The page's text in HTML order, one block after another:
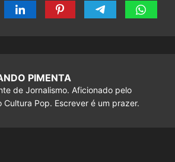
PIMENTA
de Jornalismo. Aficionado pelo
Cultura Pop. Escrever é um prazer.